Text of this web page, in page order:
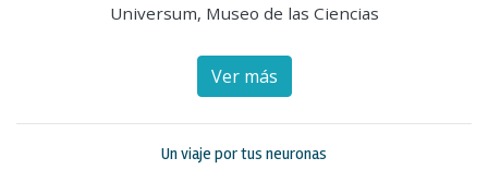
Universum, Museo de las Ciencias
Ver más
Un viaje por tus neuronas